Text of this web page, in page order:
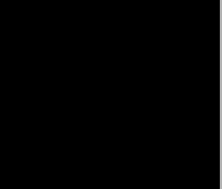
Conrack?